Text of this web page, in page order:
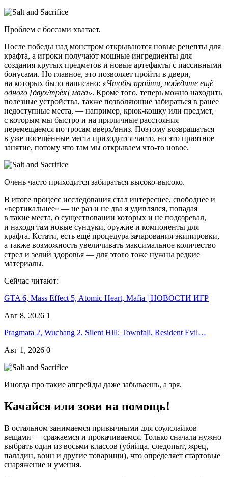
Проблем с боссами хватает.
После победы над монстром открываются новые рецепты для
крафта, а игроки получают мощные ингредиенты для
создания крутых предметов и новые артефакты с пассивными
бонусами. Но главное, это позволяет пройти в двери,
на которых было написано: «Чтобы пройти, победите ещё
одного [двух/трёх] мага». Кроме того, теперь можно находить
полезные устройства, также позволяющие забираться в ранее
недоступные места, — например, крюк-кошку или предмет,
с которым мы быстро и на приличные расстояния
перемещаемся по тросам вверх/вниз. Поэтому возвращаться
в уже посещённые места приходится часто, но это приятное
занятие, потому что там мы открываем что-то новое.
Очень часто приходится забираться высоко-высоко.
В итоге процесс исследования стал интереснее, свободнее и
«вертикальнее» — не раз и не два я удивлялся, попадая
в такие места, о существовании которых и не подозревал,
и находя там новые сундуки, оружие и компоненты для
крафта. Кстати, есть ещё процедура зачарования экипировки,
а также возможность увеличивать максимальное количество
стрел и зелий здоровья — для этого тоже нужны редкие
материалы.
Сейчас читают:
GTA 6, Mass Effect 5, Atomic Heart, Mafia | НОВОСТИ ИГР
Авг 8, 2026 1
Pragmata 2, Wuchang 2, Silent Hill: Townfall, Resident Evil…
Авг 1, 2026 0
Иногда про такие апгрейды даже забываешь, а зря.
Качайся или зови на помощь!
В остальном занимаемся привычными для соулслайков
вещами — сражаемся и прокачиваемся. Только сначала нужно
выбрать один из восьми классов (убийца, следопыт, жрец,
паладин, воин и другие товарищи), что определяет стартовые
снаряжение и умения.